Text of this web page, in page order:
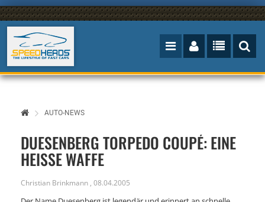
AUTO-NEWS
DUESENBERG TORPEDO COUPÉ: EINE
HEISSE WAFFE
Christian Brinkmann , 08.04.2005